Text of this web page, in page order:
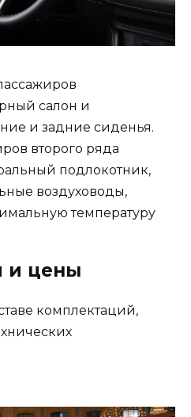
салон и
и задние сиденья.
второго ряда
подлокотник,
воздуховоды,
температуру
и цены
комплектаций,